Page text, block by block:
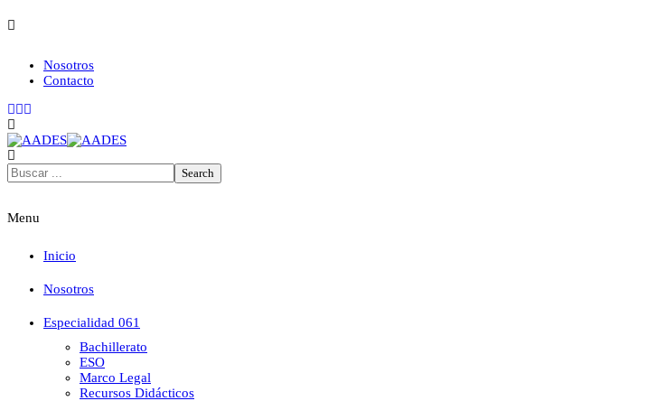
Nosotros
Contacto
Menu
Inicio
Nosotros
Especialidad 061
Bachillerato
ESO
Marco Legal
Recursos Didácticos